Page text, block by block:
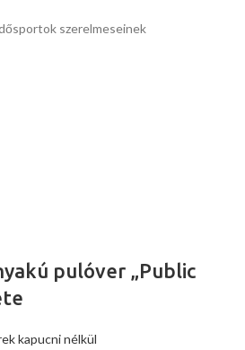
szerelmeseinek
pulóver „Public
kapucni nélkül